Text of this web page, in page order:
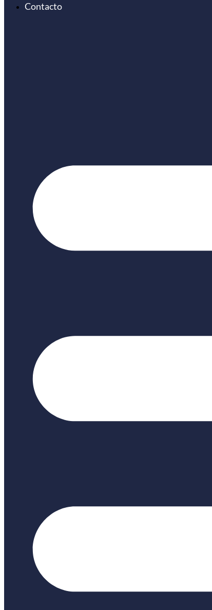
Contacto